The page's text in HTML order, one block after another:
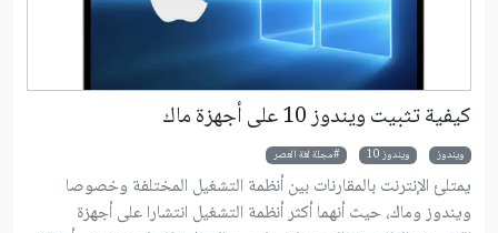
كيفية تثبيت ويندوز 10 على أجهزة ماك
ويندوز ويندوز 10 مجلة لغة العصر
يمتلئ الإنترنت بالمقارنات بين أنظمة التشغيل المختلفة وخصوصا
ويندوز وماك، حيث أنهما أكثر أنظمة التشغيل انتشارا على أجهزة